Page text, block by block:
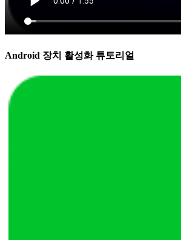
Android 장치 활성화 튜토리얼